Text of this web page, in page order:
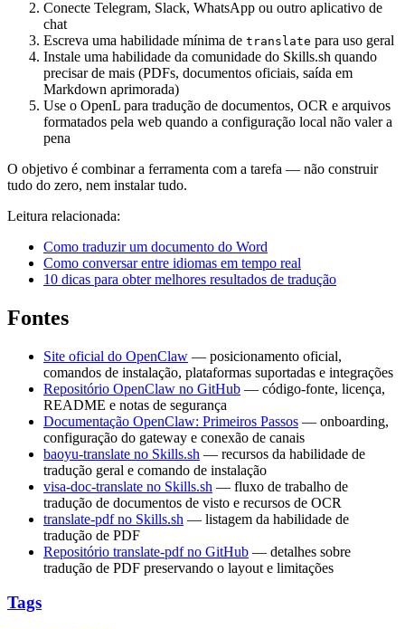
Conecte Telegram, Slack, WhatsApp ou outro aplicativo de
chat
Escreva uma habilidade mínima de translate para uso geral
Instale uma habilidade da comunidade do Skills.sh quando
precisar de mais (PDFs, documentos oficiais, saída em
Markdown aprimorada)
Use o OpenL para tradução de documentos, OCR e arquivos
formatados pela web quando a configuração local não valer a
pena
O objetivo é combinar a ferramenta com a tarefa — não construir
tudo do zero, nem instalar tudo.
Leitura relacionada:
Como traduzir um documento do Word
Como conversar entre idiomas em tempo real
10 dicas para obter melhores resultados de tradução
Fontes
Site oficial do OpenClaw — posicionamento oficial,
comandos de instalação, plataformas suportadas e integrações
Repositório OpenClaw no GitHub — código-fonte, licença,
README e notas de segurança
Documentação OpenClaw: Primeiros Passos — onboarding,
configuração do gateway e conexão de canais
baoyu-translate no Skills.sh — recursos da habilidade de
tradução geral e comando de instalação
visa-doc-translate no Skills.sh — fluxo de trabalho de
tradução de documentos de visto e recursos de OCR
translate-pdf no Skills.sh — listagem da habilidade de
tradução de PDF
Repositório translate-pdf no GitHub — detalhes sobre
tradução de PDF preservando o layout e limitações
Tags